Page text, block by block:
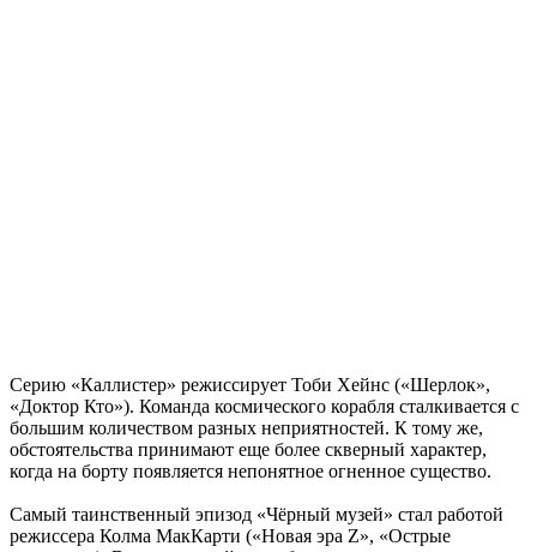
Серию «Каллистер» режиссирует Тоби Хейнс («Шерлок»,
«Доктор Кто»). Команда космического корабля сталкивается с
большим количеством разных неприятностей. К тому же,
обстоятельства принимают еще более скверный характер,
когда на борту появляется непонятное огненное существо.
Самый таинственный эпизод «Чёрный музей» стал работой
режиссера Колма МакКарти («Новая эра Z», «Острые